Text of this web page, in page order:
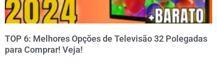
TOP 6: Melhores Opções de Televisão 32 Polegadas
para Comprar! Veja!